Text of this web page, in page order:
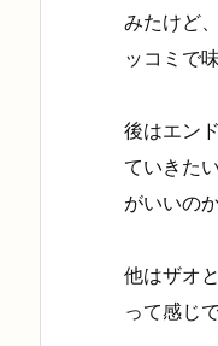
みたけど
ッコミで
後はエン
ていきた
がいいの
他はザオ
って感じ